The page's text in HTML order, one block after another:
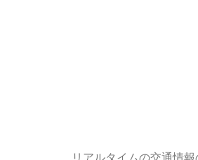
リアルタイムの交通情